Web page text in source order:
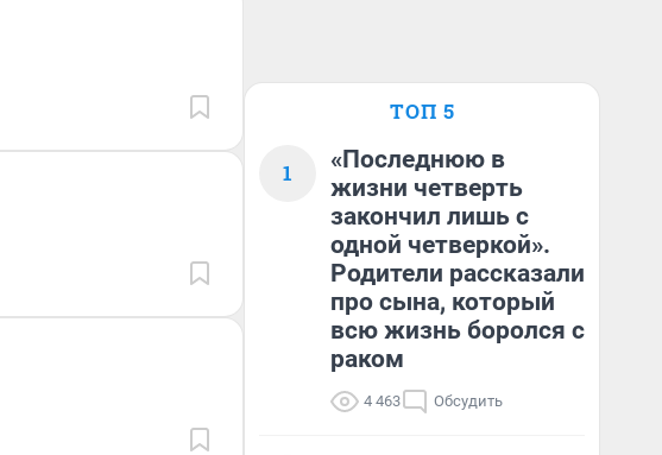
ТОП 5
1
«Последнюю в
жизни четверть
закончил лишь с
одной четверкой».
Родители рассказали
про сына, который
всю жизнь боролся с
раком
4 463 Обсудить